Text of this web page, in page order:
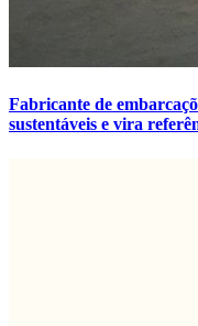
Fabricante de
sustentáveis e vira